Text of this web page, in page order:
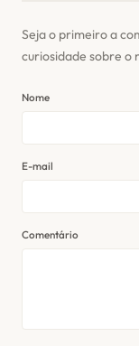
Seja o primeiro a
curiosidade sobre o
Nome
E-mail
Comentário